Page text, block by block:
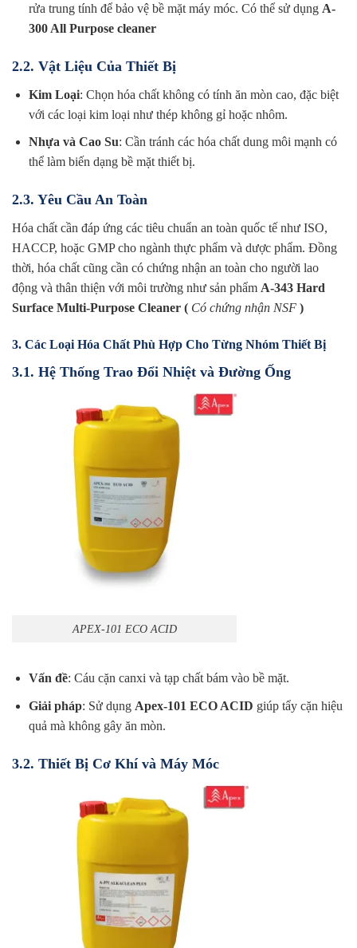
rửa trung tính để bảo vệ bề mặt máy móc. Có thể sử dụng A-
300 All Purpose cleaner
2.2. Vật Liệu Của Thiết Bị
Kim Loại: Chọn hóa chất không có tính ăn mòn cao, đặc biệt
với các loại kim loại như thép không gỉ hoặc nhôm.
Nhựa và Cao Su: Cần tránh các hóa chất dung môi mạnh có
thể làm biến dạng bề mặt thiết bị.
2.3. Yêu Cầu An Toàn
Hóa chất cần đáp ứng các tiêu chuẩn an toàn quốc tế như ISO,
HACCP, hoặc GMP cho ngành thực phẩm và dược phẩm. Đồng
thời, hóa chất cũng cần có chứng nhận an toàn cho người lao
động và thân thiện với môi trường như sản phẩm A-343 Hard
Surface Multi-Purpose Cleaner ( Có chứng nhận NSF )
3. Các Loại Hóa Chất Phù Hợp Cho Từng Nhóm Thiết Bị
3.1. Hệ Thống Trao Đổi Nhiệt và Đường Ống
APEX-101 ECO ACID
Vấn đề: Cáu cặn canxi và tạp chất bám vào bề mặt.
Giải pháp: Sử dụng Apex-101 ECO ACID giúp tẩy cặn hiệu
quả mà không gây ăn mòn.
3.2. Thiết Bị Cơ Khí và Máy Móc